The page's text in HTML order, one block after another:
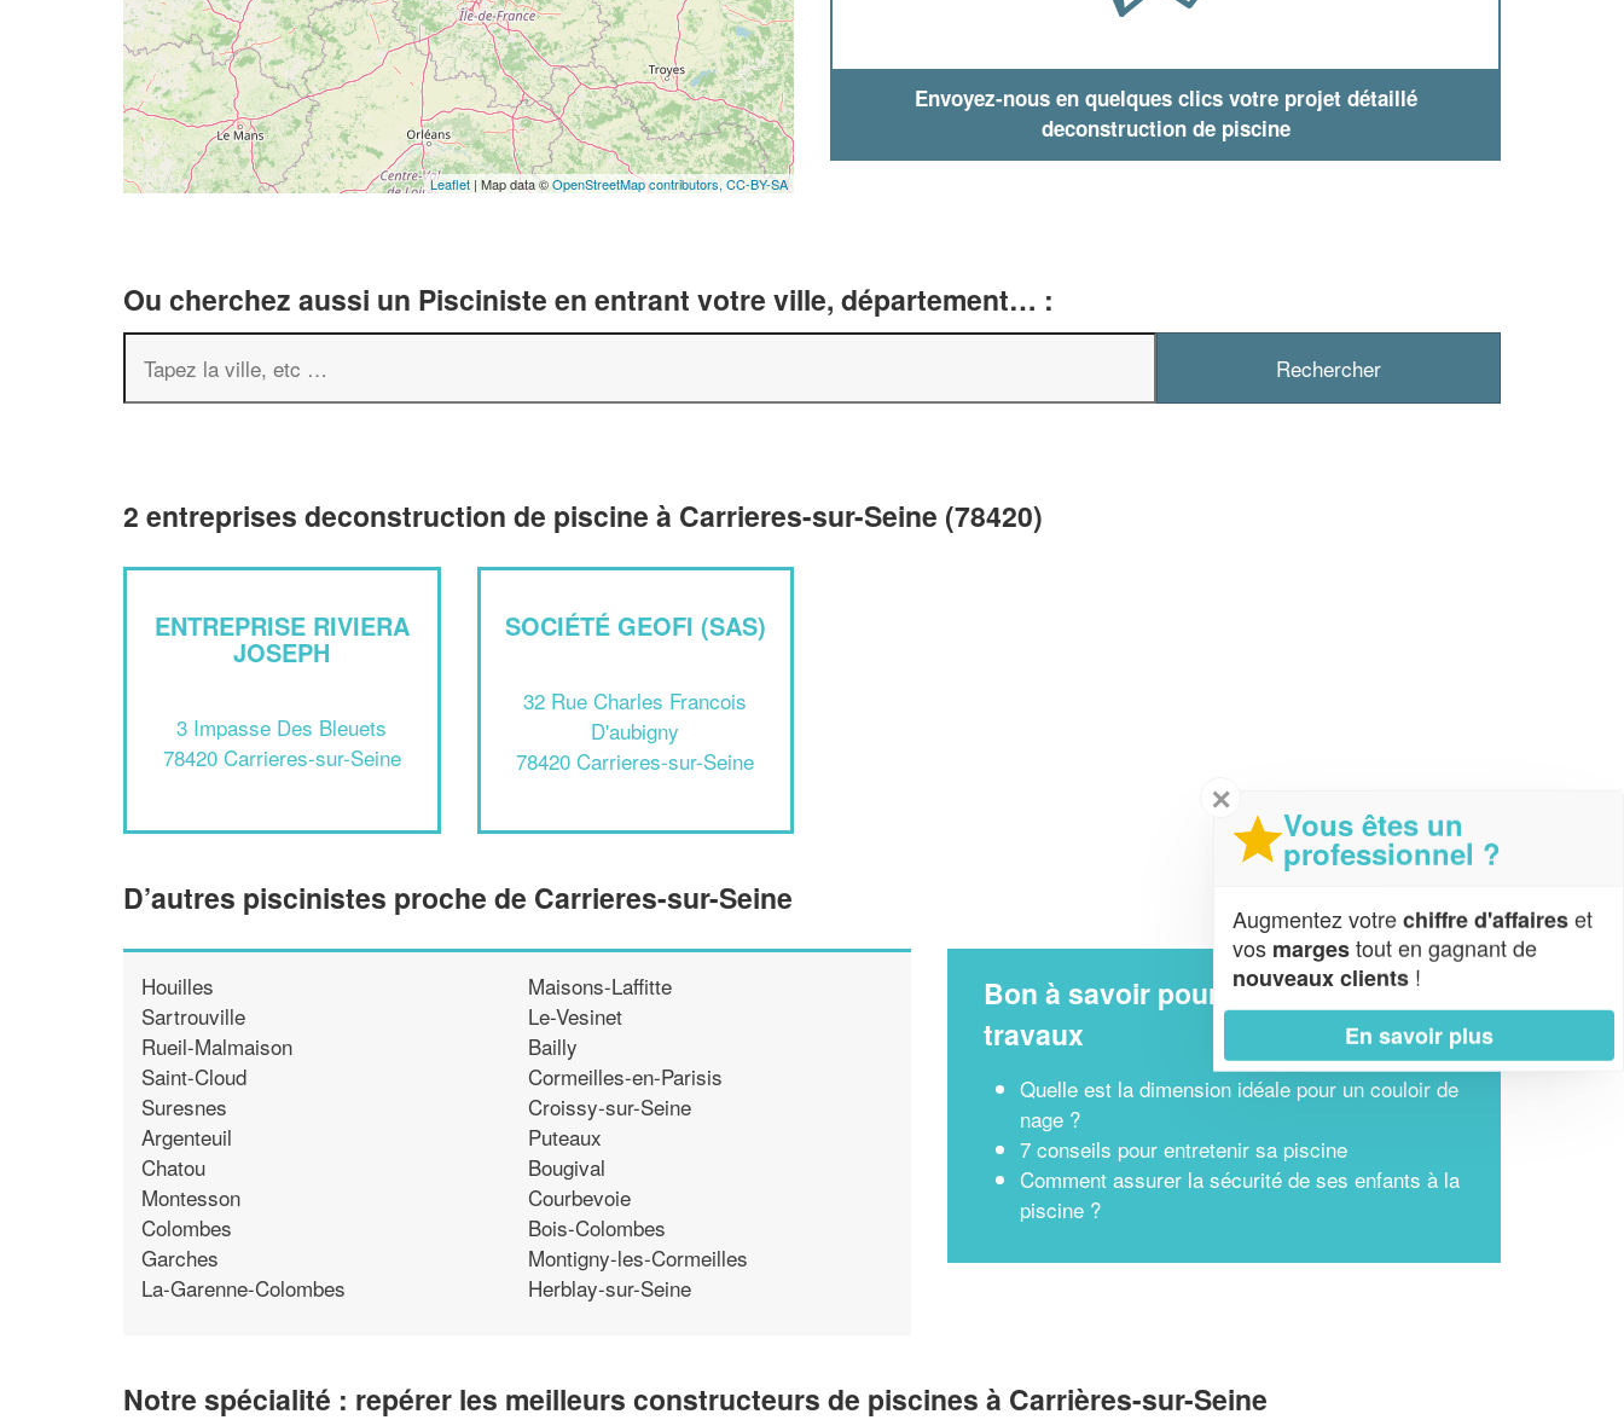
Leaflet | Map data ©OpenStreetMap contributors, CC-BY-SA
Envoyez-nous en quelques clics votre projet détaillé
deconstruction de piscine
Ou cherchez aussi un Pisciniste en entrant votre ville, département… :
2 entreprises deconstruction de piscine à Carrieres-sur-Seine (78420)
ENTREPRISE RIVIERA
JOSEPH
3 Impasse Des Bleuets
78420 Carrieres-sur-Seine
SOCIÉTÉ GEOFI (SAS)
32 Rue Charles Francois
D'aubigny
78420 Carrieres-sur-Seine
D’autres piscinistes proche de Carrieres-sur-Seine
Houilles
Sartrouville
Rueil-Malmaison
Saint-Cloud
Suresnes
Argenteuil
Chatou
Montesson
Colombes
Garches
La-Garenne-Colombes
Maisons-Laffitte
Le-Vesinet
Bailly
Cormeilles-en-Parisis
Croissy-sur-Seine
Puteaux
Bougival
Courbevoie
Bois-Colombes
Montigny-les-Cormeilles
Herblay-sur-Seine
Bon à savoir pour préparer ses
travaux
Quelle est la dimension idéale pour un couloir de
nage ?
7 conseils pour entretenir sa piscine
Comment assurer la sécurité de ses enfants à la
piscine ?
Notre spécialité : repérer les meilleurs constructeurs de piscines à Carrières-sur-Seine
✕
Vous êtes un
professionnel ?
Augmentez votrechiffre d'affaireset
vos margestout en gagnant de
nouveaux clients !
En savoir plus